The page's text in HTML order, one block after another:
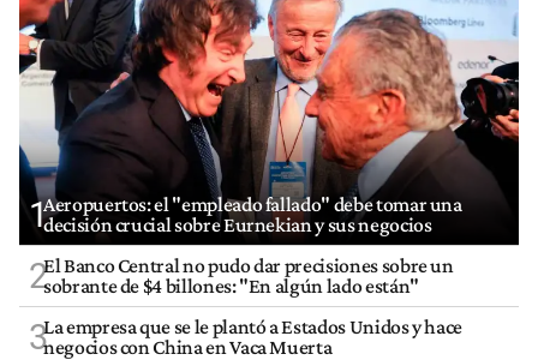
1Aeropuertos: el "empleado fallado" debe tomar una
decisión crucial sobre Eurnekian y sus negocios
2El Banco Central no pudo dar precisiones sobre un
sobrante de $4 billones: "En algún lado están"
3La empresa que se le plantó a Estados Unidos y hace
negocios con China en Vaca Muerta